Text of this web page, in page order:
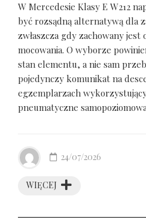
W Mercedesie Klasy E W212
być rozsądną alternatywą dla
zwłaszcza gdy zachowany
mocowania. O wyborze
stan elementu, a nie sam
pojedynczy komunikat na
egzemplarzach
pneumatyczne
WIĘCEJ
24/07/2026